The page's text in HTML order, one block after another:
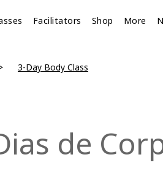
Facilitators Shop More
3-Day Body Class
de